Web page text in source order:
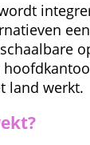
land werkt.